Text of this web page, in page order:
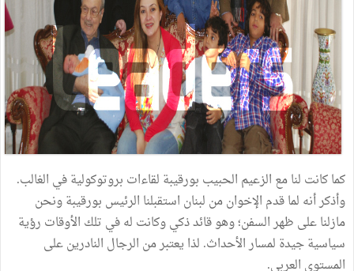
كماكانت لنامع الزعيم الحبيب بورقيبة لقاءات بروتوكوليةفي الغالب.
وأذكرأنه لماقدم الإخوانمن لبنان استقبلنا الرئيس بورقيبةونحن
مازلناعلى ظهرالسفن؛وهوقائدذكيوكانت لهفي تلك الأوقات رؤية
سياسيةجيدة لمسارالأحداث. لذا يعتبرمن الرجال النادرينعلى
المستوى العربي.